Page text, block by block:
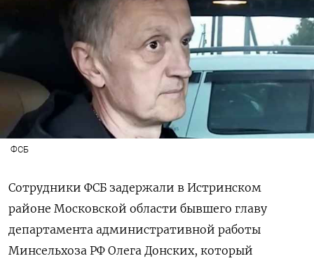
ФСБ
Сотрудники ФСБ задержали в Истринском
районе Московской области бывшего главу
департамента административной работы
Минсельхоза РФ Олега Донских, который